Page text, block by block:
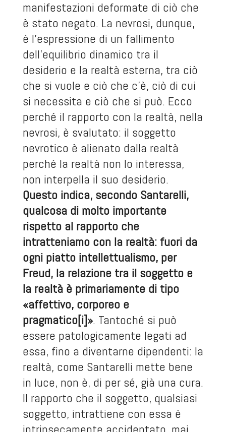
manifestazioni deformate di ciò che
è stato negato. La nevrosi, dunque,
è l'espressione di un fallimento
dell'equilibrio dinamico tra il
desiderio e la realtà esterna, tra ciò
che si vuole e ciò che c’è, ciò di cui
si necessita e ciò che si può. Ecco
perché il rapporto con la realtà, nella
nevrosi, è svalutato: il soggetto
nevrotico è alienato dalla realtà
perché la realtà non lo interessa,
non interpella il suo desiderio.
Questo indica, secondo Santarelli,
qualcosa di molto importante
rispetto al rapporto che
intratteniamo con la realtà: fuori da
ogni piatto intellettualismo, per
Freud, la relazione tra il soggetto e
la realtà è primariamente di tipo
«affettivo, corporeo e
pragmatico[i]». Tantoché si può
essere patologicamente legati ad
essa, fino a diventarne dipendenti: la
realtà, come Santarelli mette bene
in luce, non è, di per sé, già una cura.
Il rapporto che il soggetto, qualsiasi
soggetto, intrattiene con essa è